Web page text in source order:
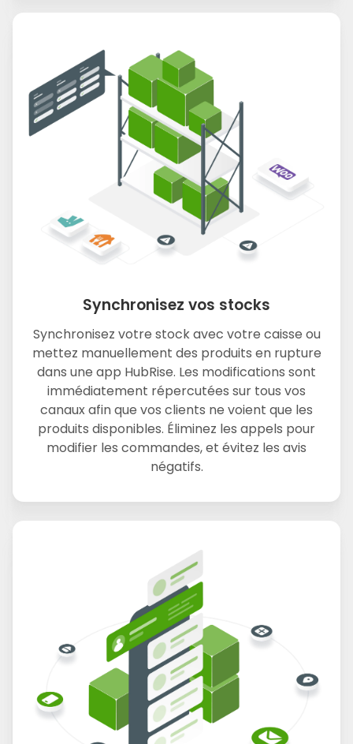
Synchronisez vos stocks
Synchronisez votre stock avec votre caisse ou
mettez manuellement des produits en rupture
dans une app HubRise. Les modifications sont
immédiatement répercutées sur tous vos
canaux afin que vos clients ne voient que les
produits disponibles. Éliminez les appels pour
modifier les commandes, et évitez les avis
négatifs.